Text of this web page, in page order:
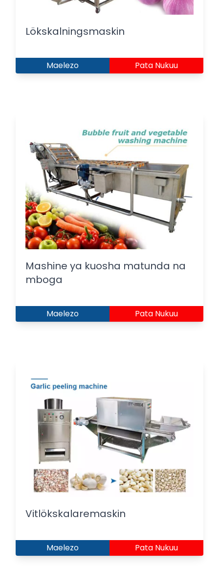
Lökskalningsmaskin
Maelezo Pata Nukuu
Mashine ya kuosha matunda na
mboga
Maelezo Pata Nukuu
Vitlökskalaremaskin
Maelezo Pata Nukuu